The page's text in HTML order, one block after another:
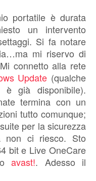
portatile è durata
un intervento
Si fa notare
mi riservo di
connetto alla rete
Update (qualche
è già disponibile).
termina con un
tutto comunque;
per la sicurezza
non ci riesco. Sto
bit e Live OneCare
avast!. Adesso il